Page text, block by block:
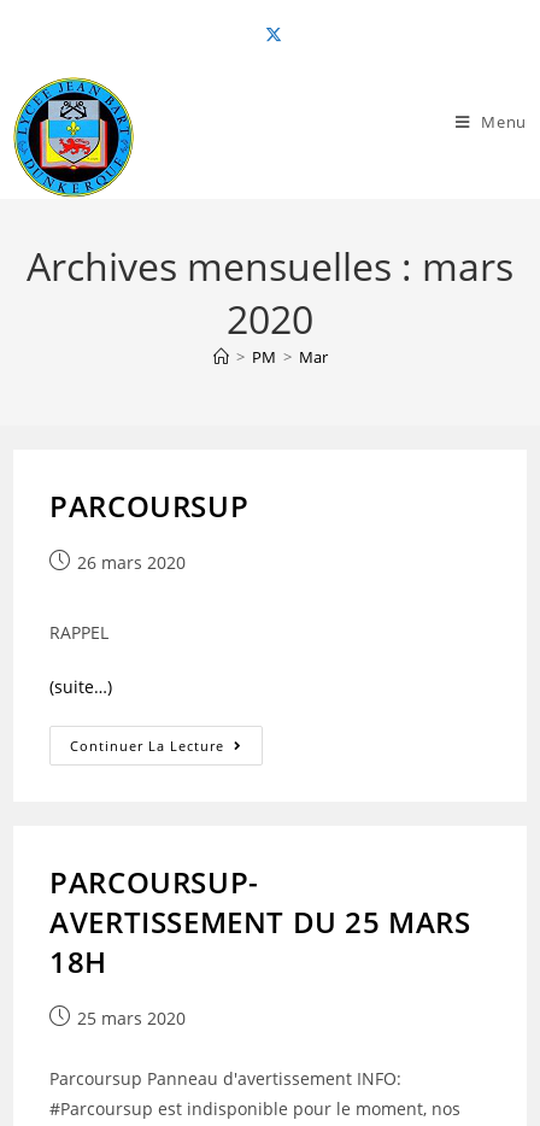
content
Menu
Archives mensuelles : mars
2020
> PM > Mar
PARCOURSUP
Publication
26 mars 2020
RAPPEL
(suite…)
Continuer La Lecture PARCOURSUP
PARCOURSUP-
AVERTISSEMENT DU 25 MARS
18H
Publication
25 mars 2020
Parcoursup Panneau d'avertissement INFO:
#Parcoursup est indisponible pour le moment, nos